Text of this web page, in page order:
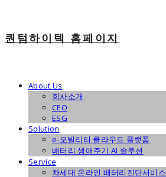
퀀텀하이텍 홈페이지
About Us
회사소개
CEO
ESG
Solution
e-모빌리티 클라우드 플랫폼
배터리 생애주기 AI 솔루션
Service
차세대 온라인 배터리진단서비스